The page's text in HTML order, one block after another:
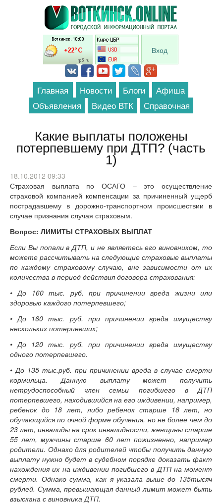
Перейти к основному содержанию
Вход
Главная Новости Блоги
Афиша
Объявления
Видео ВТК Справочная
Какие выплаты положены
потерпевшему при ДТП? (часть
1)
18.10.2012 09:33
Страховая выплата по ОСАГО – это осуществление
страховой компанией компенсации за причиненный ущерб
пострадавшему в дорожно-транспортном происшествии в
случае признания случая страховым.
Вопрос: ЛИМИТЫ СТРАХОВЫХ ВЫПЛАТ
Если Вы попали в ДТП, и не являетесь его виновником, то
можете рассчитывать на следующие страховые выплаты
по каждому страховому случаю, вне зависимости от их
количества в период действия договора страхования:
• До 160 тыс. руб. при причинении вреда жизни или
здоровью каждого потерпевшего;
• До 160 тыс. руб. при причинении вреда имуществу
нескольких потерпевших;
• До 120 тыс. руб. при причинении вреда имуществу
одного потерпевшего.
• До 135 тыс.руб. при причинении вреда в случае смерти
кормильца. Данную выплату может получить
нетрудоспособный член семьи погибшего в ДТП
потерпевшего, находившийся на его иждивении, например,
ребенок до 18 лет, либо ребенок старше 18 лет, но
обучающийся по очной форме обучения, но не более чем до
23 лет, инвалиды на срок инвалидности, женщины старше
55 лет, мужчины старше 60 лет пожизненно, например
родители. Однако для родителей чтобы получить данную
выплату нужно будет в судебном порядке доказать факт
нахождения их на иждивении погибшего в ДТП на момент
смерти. Однако сумма, как я указала выше до 135тысяч
рублей. Сумма, превышающая данный лимит может быть
взыскана с виновника ДТП.